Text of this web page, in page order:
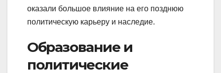
оказали большое влияние на его позднюю
политическую карьеру и наследие.
Образование и
политические